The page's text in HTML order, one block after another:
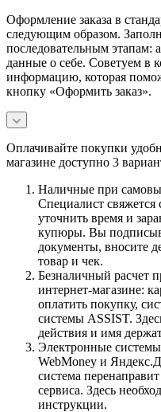
Оформление заказа в
следующим образом.
последовательным этапам:
данные о себе. Советуем в
информацию, которая
кнопку «Оформить заказ».
Оплачивайте покупки
магазине доступно 3
Наличные при
Специалист свяжется
уточнить время и
купюры. Вы
документы, вносите
товар и чек.
Безналичный расчет
интернет-магазине:
оплатить покупку,
системы ASSIST.
действия и имя
Электронные системы
WebMoney и
система
сервиса. Здесь
инструкции.